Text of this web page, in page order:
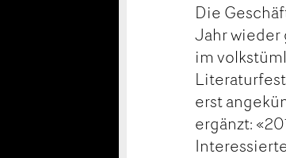
Die
Jahr wieder
im
erst
ergänzt: